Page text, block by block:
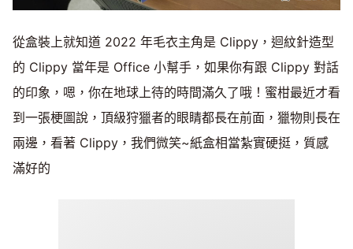
從盒裝上就知道 2022 年毛衣主角是 Clippy，迴紋針造型
的 Clippy 當年是 Office 小幫手，如果你有跟 Clippy 對話
的印象，嗯，你在地球上待的時間滿久了哦！蜜柑最近才看
到一張梗圖說，頂級狩獵者的眼睛都長在前面，獵物則長在
兩邊，看著 Clippy，我們微笑~紙盒相當紮實硬挺，質感
滿好的